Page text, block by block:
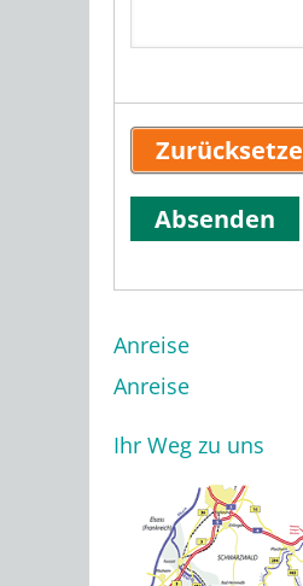
Anreise
Anreise
Ihr Weg zu uns